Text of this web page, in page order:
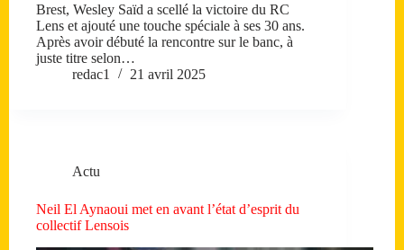
Brest, Wesley Saïd a scellé la victoire du RC
Lens et ajouté une touche spéciale à ses 30 ans.
Après avoir débuté la rencontre sur le banc, à
juste titre selon…
redac1
21 avril 2025
Actu
Neil El Aynaoui met en avant l’état d’esprit du
collectif Lensois